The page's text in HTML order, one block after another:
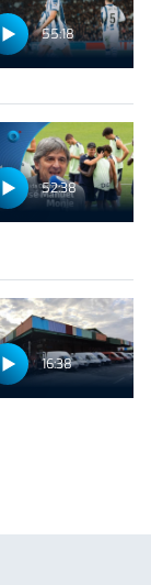
55:18
52:38
16:38